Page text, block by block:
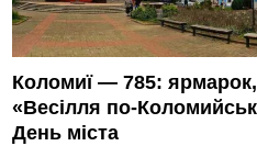
Коломиї — 785:
«Весілля по-
День міста